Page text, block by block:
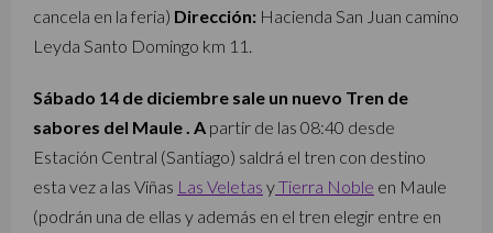
cancela en la feria) Dirección: Hacienda San Juan camino
Leyda Santo Domingo km 11.
Sábado 14 de diciembre sale un nuevo Tren de
sabores del Maule . A partir de las 08:40 desde
Estación Central (Santiago) saldrá el tren con destino
esta vez a las Viñas Las Veletas yTierra Noble en Maule
(podrán una de ellas y además en el tren elegir entre en